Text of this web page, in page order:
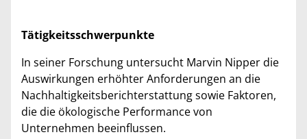
Tätigkeitsschwerpunkte
In seiner Forschung untersucht Marvin Nipper die
Auswirkungen erhöhter Anforderungen an die
Nachhaltigkeitsberichterstattung sowie Faktoren,
die die ökologische Performance von
Unternehmen beeinflussen.